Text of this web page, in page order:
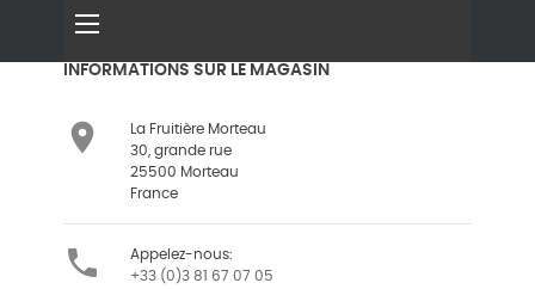
Basculer
navigation
☰
INFORMATIONS SUR LE MAGASIN

La Fruitière Morteau
30, grande rue
25500 Morteau
France

Appelez-nous:
+33 (0)3 81 67 07 05